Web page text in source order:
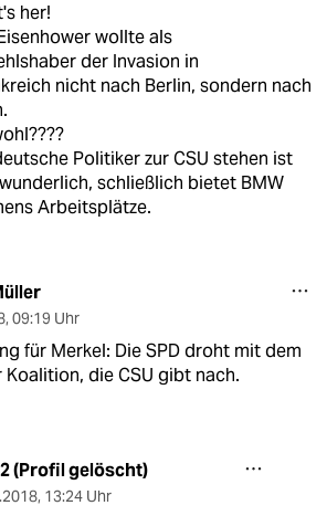
her!
wollte als
der Invasion in
nicht nach Berlin, sondern nach
Politiker zur CSU stehen ist
schließlich bietet BMW
Arbeitsplätze.
, 09:19 Uhr
für Merkel: Die SPD droht mit dem
Koalition, die CSU gibt nach.
(Profil gelöscht)
, 13:24 Uhr